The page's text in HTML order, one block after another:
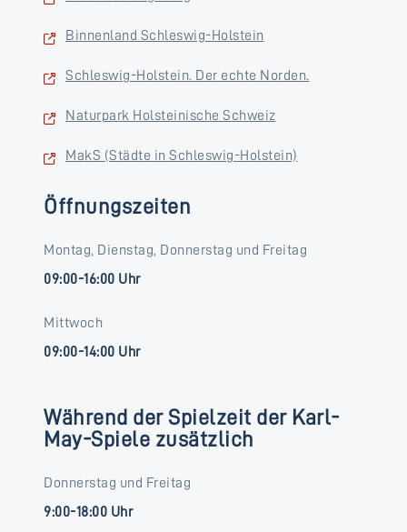
Binnenland Schleswig-Holstein
Schleswig-Holstein. Der echte Norden.
Naturpark Holsteinische Schweiz
MakS (Städte in Schleswig-Holstein)
Öffnungszeiten
Montag, Dienstag, Donnerstag und Freitag
09:00-16:00 Uhr
Mittwoch
09:00-14:00 Uhr
Während der Spielzeit der Karl-
May-Spiele zusätzlich
Donnerstag und Freitag
9:00-18:00 Uhr